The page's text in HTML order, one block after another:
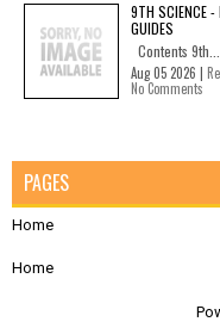
9TH SCIENCE -
GUIDES
Contents 9th...
Aug 05 2026 |
No Comments
PAGES
Home
Home